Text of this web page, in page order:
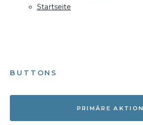
Startseite
BUTTONS
PRIMÄRE AKTION